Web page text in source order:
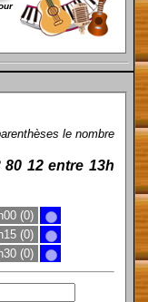
le nombre
80 12 entre 13h
(0)
(0)
(0)